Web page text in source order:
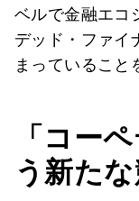
ベルで金融エコ
デッド・ファイ
まっていること
「コー
う新た